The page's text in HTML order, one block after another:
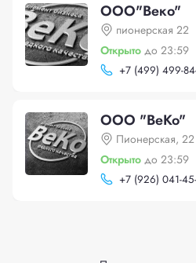
ООО"Веко"
пионерская 22
Открыто до 23:59
+7 (499) 499-
ООО "ВеКо"
Пионерская, 22
Открыто до 23:59
+7 (926) 041-